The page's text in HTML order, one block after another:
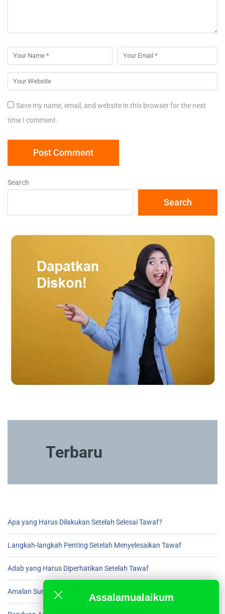
Save my name, email, and website in this browser for the next
time I comment.
Search
Search
Terbaru
Apa yang Harus Dilakukan Setelah Selesai Tawaf?
Langkah-langkah Penting Setelah Menyelesaikan Tawaf
Adab yang Harus Diperhatikan Setelah Tawaf
Amalan Sunnah Setelah Beres Tawaf di Ka’bah
Assalamualaikum